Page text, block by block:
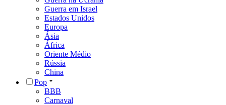
Guerra em Israel
Estados Unidos
Europa
Ásia
África
Oriente Médio
Rússia
China
Pop
BBB
Carnaval